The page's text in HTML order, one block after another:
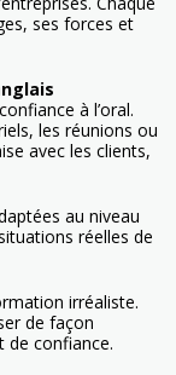
ses forces et
à l’oral.
les réunions ou
avec les clients,
au niveau
réelles de
irréaliste.
de façon
de confiance.